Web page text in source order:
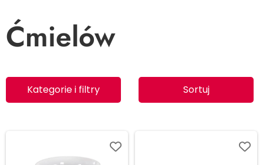
Ćmielów
Kategorie i filtry Sortuj